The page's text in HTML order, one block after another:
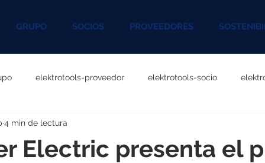
GRUPO SOCIOS PROVEEDORES
elektrotools-proveedor elektrotools-socio
P060000
Electric presenta el
4 min de lectura